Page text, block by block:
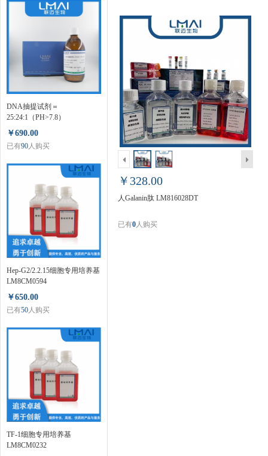
DNA抽提试剂＝
25:24:1（PH>7.8）
LM80124ER
￥690.00
已有90人购买
Hep-G2/2.2.15细胞专用培养基
LM8CM0594
￥650.00
已有50人购买
TF-1细胞专用培养基
LM8CM0232
￥328.00
人Galanin肽 LM816028DT
已有0人购买